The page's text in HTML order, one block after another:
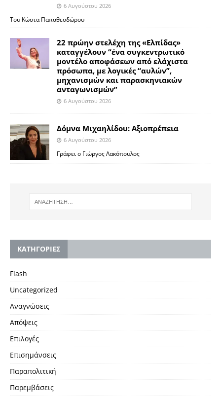
6 Αυγούστου 2026
Του Κώστα Παπαθεοδώρου
22 πρώην στελέχη της «Ελπίδας»
καταγγέλουν “ένα συγκεντρωτικό
μοντέλο αποφάσεων από ελάχιστα
πρόσωπα, με λογικές “αυλών”,
μηχανισμών και παρασκηνιακών
ανταγωνισμών”
6 Αυγούστου 2026
Δόμνα Μιχαηλίδου: Αξιοπρέπεια
6 Αυγούστου 2026
Γράφει ο Γιώργος Λακόπουλος
KΑΤΗΓΟΡΙΕΣ
Flash
Uncategorized
Αναγνώσεις
Απόψεις
Επιλογές
Επισημάνσεις
Παραπολιτική
Παρεμβάσεις